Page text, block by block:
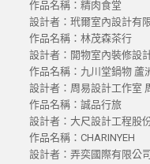
作品名稱：精肉食堂
設計者：玳爾室內設計有
作品名稱：林茂森茶行
設計者：開物室內裝修設
作品名稱：九川堂鍋物 蘆
設計者：周易設計工作室
作品名稱：誠品行旅
設計者：大尺設計工程股
作品名稱：CHARINYEH
設計者：弄奕國際有限公